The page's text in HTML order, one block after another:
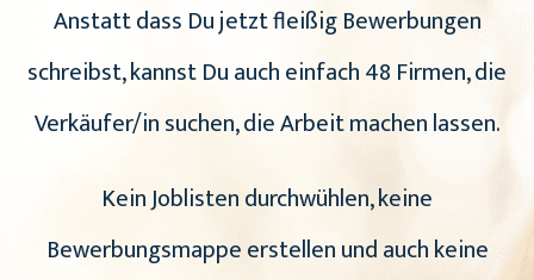
Anstatt dass Du jetzt fleißig Bewerbungen
schreibst, kannst Du auch einfach 48 Firmen, die
Verkäufer/in suchen, die Arbeit machen lassen.
Kein Joblisten durchwühlen, keine
Bewerbungsmappe erstellen und auch keine